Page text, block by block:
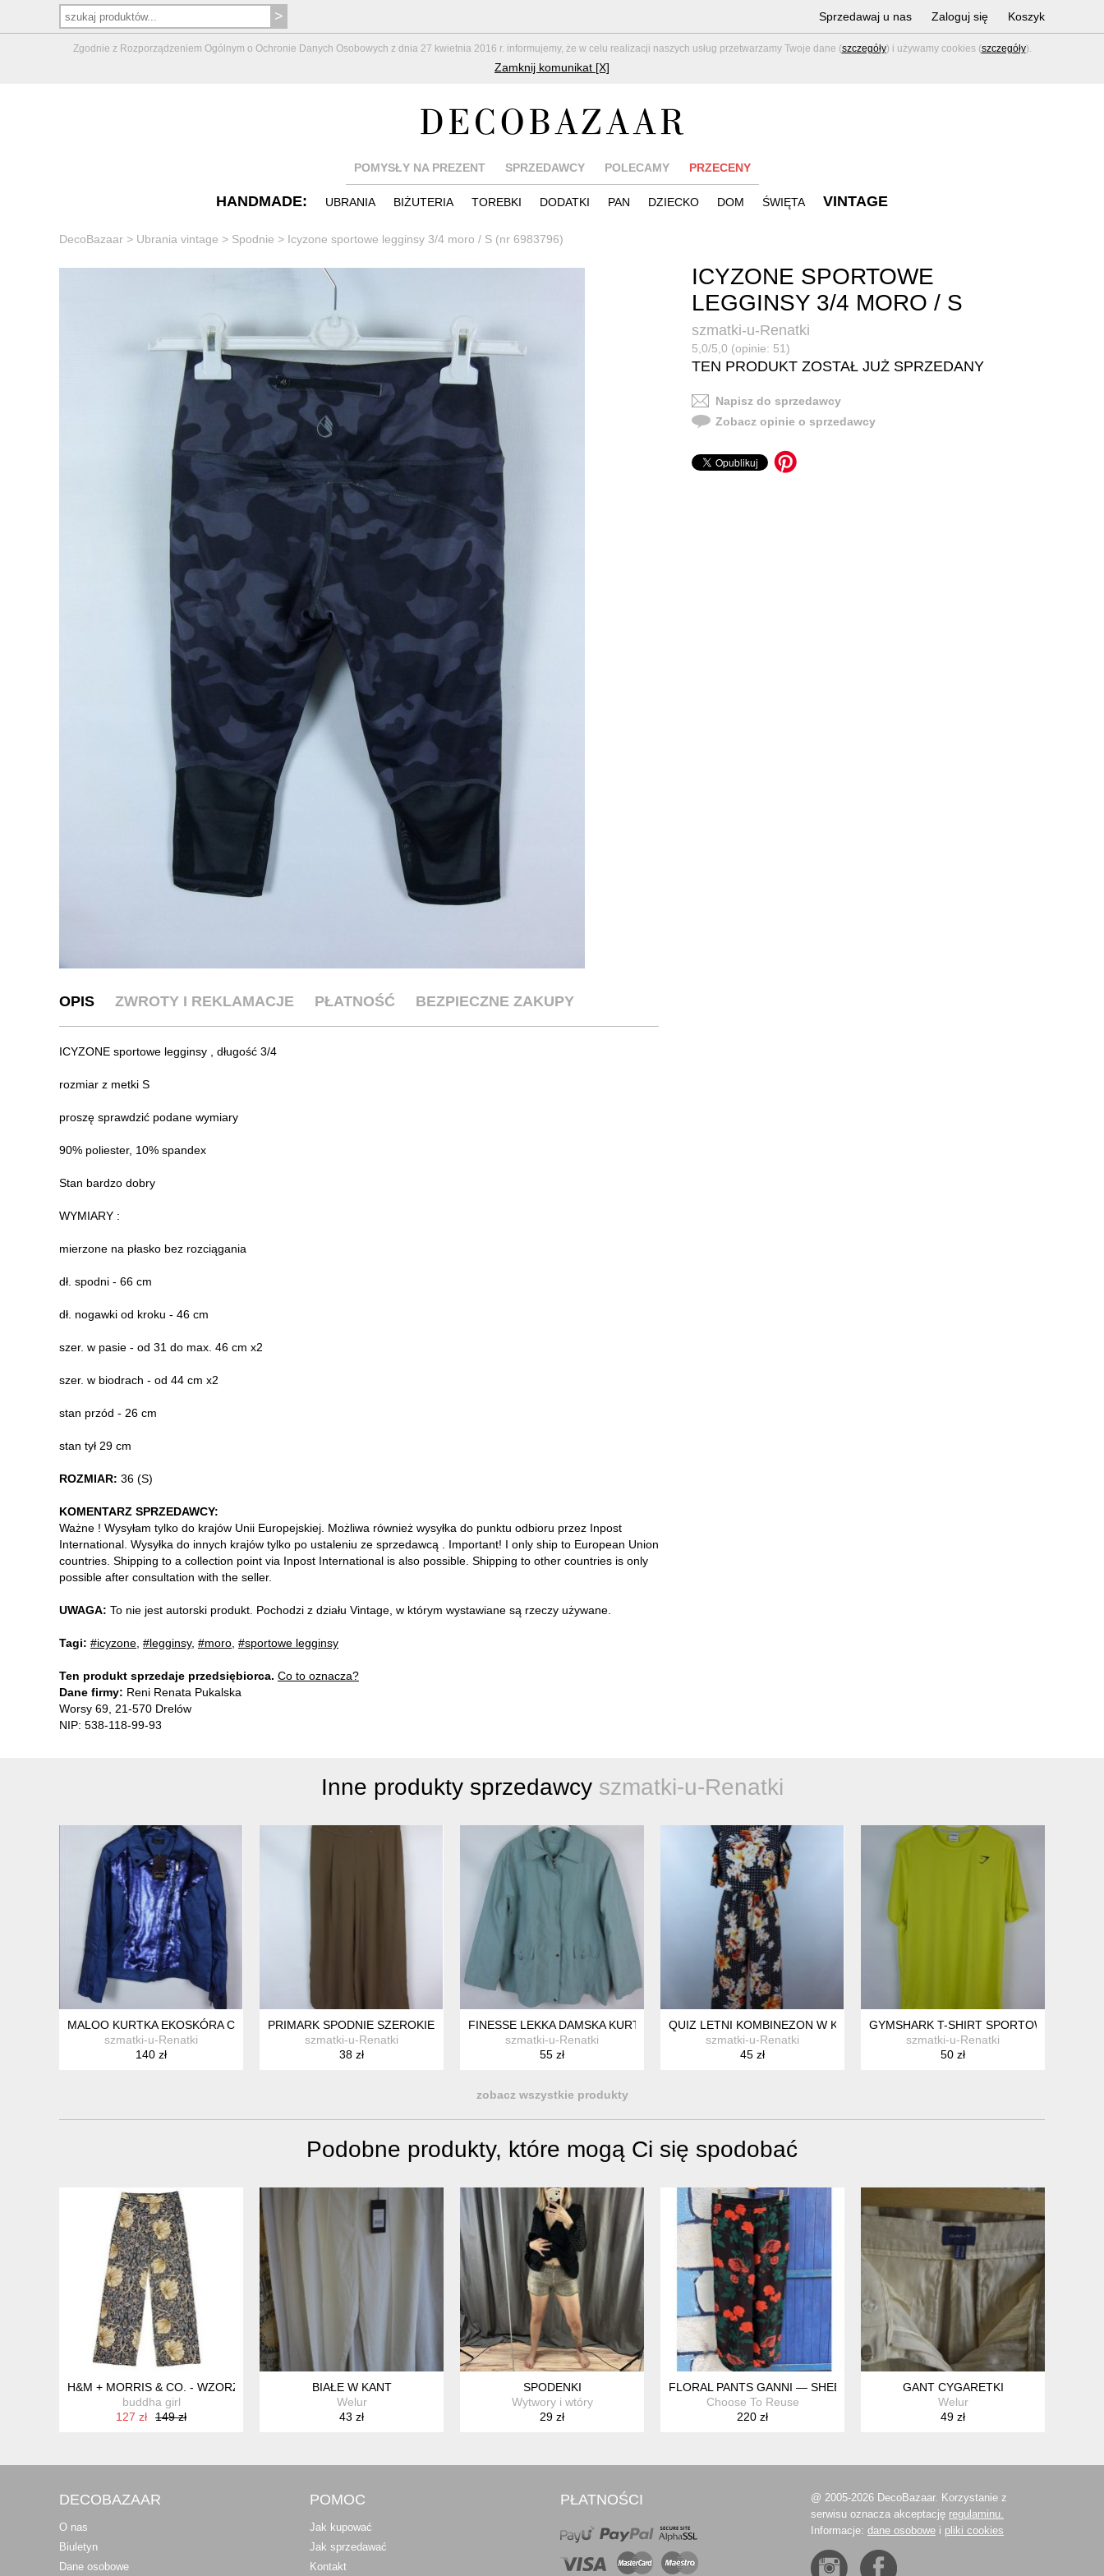
Zgodnie z Rozporządzeniem Ogólnym o Ochronie Danych Osobowych z dnia 27 kwietnia 2016 r. informujemy, że w celu realizacji naszych usług przetwarzamy Twoje dane (szczegóły) i używamy cookies (szczegóły).
Zamknij komunikat [X]
Sprzedawaj u nas Zaloguj się Koszyk
POMYSŁY NA PREZENT SPRZEDAWCY POLECAMY PRZECENY
HANDMADE: UBRANIA BIŻUTERIA TOREBKI DODATKI PAN DZIECKO DOM ŚWIĘTA VINTAGE
DecoBazaar > Ubrania vintage > Spodnie > Icyzone sportowe legginsy 3/4 moro / S (nr 6983796)
ICYZONE SPORTOWE
LEGGINSY 3/4 MORO / S
szmatki-u-Renatki
5,0/5,0 (opinie: 51)
TEN PRODUKT ZOSTAŁ JUŻ SPRZEDANY
Napisz do sprzedawcy
Zobacz opinie o sprzedawcy
OPIS ZWROTY I REKLAMACJE PŁATNOŚĆ BEZPIECZNE ZAKUPY
ICYZONE sportowe legginsy , długość 3/4
rozmiar z metki S
proszę sprawdzić podane wymiary
90% poliester, 10% spandex
Stan bardzo dobry
WYMIARY :
mierzone na płasko bez rozciągania
dł. spodni - 66 cm
dł. nogawki od kroku - 46 cm
szer. w pasie - od 31 do max. 46 cm x2
szer. w biodrach - od 44 cm x2
stan przód - 26 cm
stan tył 29 cm
ROZMIAR: 36 (S)
KOMENTARZ SPRZEDAWCY:
Ważne ! Wysyłam tylko do krajów Unii Europejskiej. Możliwa również wysyłka do punktu odbioru przez Inpost
International. Wysyłka do innych krajów tylko po ustaleniu ze sprzedawcą . Important! I only ship to European Union
countries. Shipping to a collection point via Inpost International is also possible. Shipping to other countries is only
possible after consultation with the seller.
UWAGA: To nie jest autorski produkt. Pochodzi z działu Vintage, w którym wystawiane są rzeczy używane.
Tagi: #icyzone #legginsy, #moro #sportowe legginsy
Ten produkt sprzedaje przedsiębiorca. Co to oznacza?
Dane firmy: Reni Renata Pukalska
Worsy 69, 21-570 Drelów
NIP: 538-118-99-93
Inne produkty sprzedawcy szmatki-u-Renatki
MALOO KURTKA EKOSKÓRA CEKINY / 42 Z METKĄ
szmatki-u-Renatki
140 zł
PRIMARK SPODNIE SZEROKIE PROSTE PALAZZO OLIWKA KHAKI / M
szmatki-u-Renatki
38 zł
FINESSE LEKKA DAMSKA KURTKA / 24 - 52
szmatki-u-Renatki
55 zł
QUIZ LETNI KOMBINEZON W KWIATY 10 / 36
szmatki-u-Renatki
45 zł
GYMSHARK T-SHIRT SPORTOWA
szmatki-u-Renatki
50 zł
zobacz wszystkie produkty
Podobne produkty, które mogą Ci się spodobać
H&M + MORRIS & CO. - WZORZYSTE SPODNIE - 34
buddha girl
127 zł
149 zł
BIAŁE W KANT
Welur
43 zł
SPODENKI
Wytwory i wtóry
29 zł
FLORAL PANTS GANNI — SHEER TROUSERS WITH MAIN CHARACTER
Choose To Reuse
220 zł
GANT CYGARETKI
Welur
49 zł
DECOBAZAAR
O nas
Biuletyn
Dane osobowe
POMOC
Jak kupować
Jak sprzedawać
Kontakt
PŁATNOŚCI
@ 2005-2026 DecoBazaar. Korzystanie z
serwisu oznacza akceptację regulaminu.
Informacje: dane osobowe i pliki cookies